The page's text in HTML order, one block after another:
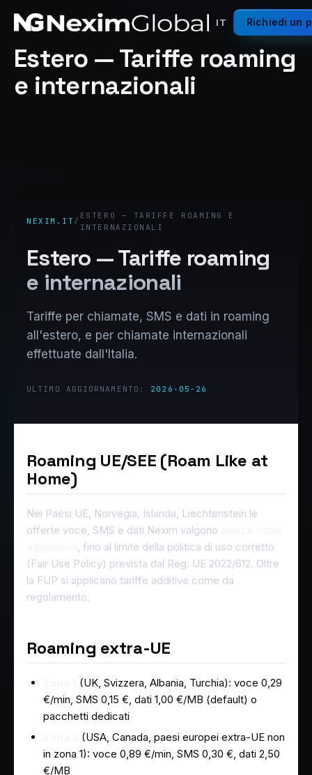
IT Richiedi un
Estero — Tariffe roaming
e internazionali
NEXIM.IT/
ESTERO — TARIFFE ROAMING E
INTERNAZIONALI
Estero — Tariffe roaming
e internazionali
Tariffe per chiamate, SMS e dati in roaming
all'estero, e per chiamate internazionali
effettuate dall'Italia.
ULTIMO AGGIORNAMENTO: 2026-05-26
Roaming UE/SEE (Roam Like at
Home)
Nei Paesi UE, Norvegia, Islanda, Liechtenstein le
offerte voce, SMS e dati Nexim valgono
, fino al limite della politica di uso corretto
(Fair Use Policy) prevista dal Reg. UE 2022/612. Oltre
la FUP si applicano tariffe additive come da
regolamento.
Roaming extra-UE
(UK, Svizzera, Albania, Turchia): voce 0,29
€/min, SMS 0,15 €, dati 1,00 €/MB (default) o
pacchetti dedicati
(USA, Canada, paesi europei extra-UE non
in zona 1): voce 0,89 €/min, SMS 0,30 €, dati 2,50
€/MB